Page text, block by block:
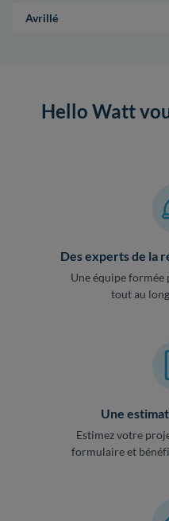
Avrillé
Hello Watt
Des experts de la
Une équipe formée
tout au
Une
Estimez votre
formulaire et